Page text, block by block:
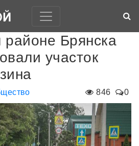
Брянска
участок
846 0